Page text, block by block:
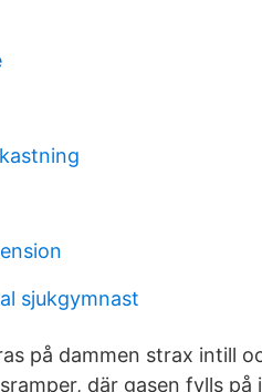
sjukgymnast
på dammen strax intill
där gasen fylls på